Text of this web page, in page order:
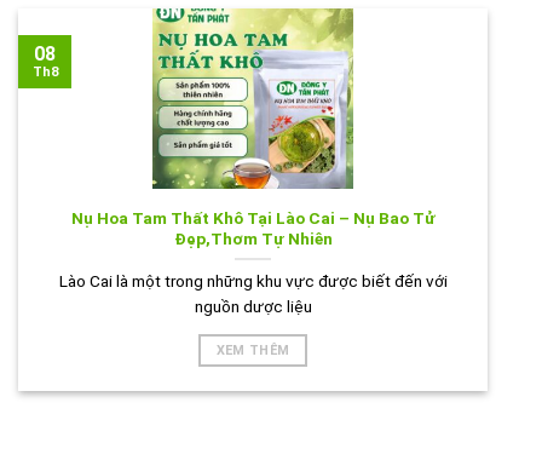
Nụ Hoa Tam Thất Khô Tại Lào Cai – Nụ Bao Tử
Đẹp,Thơm Tự Nhiên
Lào Cai là một trong những khu vực được biết đến với
nguồn dược liệu
XEM THÊM
08
Th8